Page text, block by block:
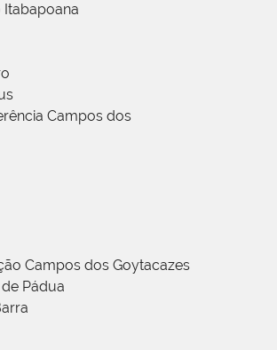
Itabapoana
Campos dos
Campos dos Goytacazes
Pádua